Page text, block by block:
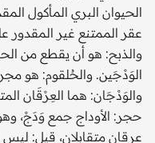
الحيوان البري المأكول
عقر الممتنع غير المقدور
والذبح: هو أن يقطع من
الوَدْجَين. والحُلقوم: هو
والوَدْجَان: هما العِرْقَان
حجر: الأوداج جمع وَدَجْ،
عرقان متقابلان، قيل: